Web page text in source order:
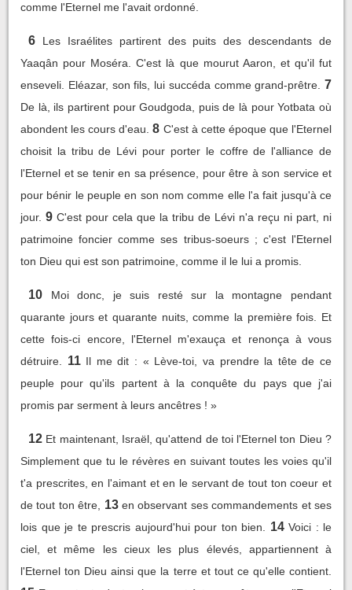
comme l'Eternel me l'avait ordonné.
6
Les Israélites partirent des puits des descendants de
Yaaqân pour Moséra. C'est là que mourut Aaron, et qu'il fut
enseveli. Eléazar, son fils, lui succéda comme grand-prêtre. 7
De là, ils partirent pour Goudgoda, puis de là pour Yotbata où
abondent les cours d'eau. 8 C'est à cette époque que l'Eternel
choisit la tribu de Lévi pour porter le coffre de l'alliance de
l'Eternel et se tenir en sa présence, pour être à son service et
pour bénir le peuple en son nom comme elle l'a fait jusqu'à ce
jour. 9 C'est pour cela que la tribu de Lévi n'a reçu ni part, ni
patrimoine foncier comme ses tribus-soeurs ; c'est l'Eternel
ton Dieu qui est son patrimoine, comme il le lui a promis.
10
Moi donc, je suis resté sur la montagne pendant
quarante jours et quarante nuits, comme la première fois. Et
cette fois-ci encore, l'Eternel m'exauça et renonça à vous
détruire.
11 Il me dit : « Lève-toi, va prendre la tête de ce
peuple pour qu'ils partent à la conquête du pays que j'ai
promis par serment à leurs ancêtres ! »
12 Et maintenant, Israël, qu'attend de toi l'Eternel ton Dieu ?
Simplement que tu le révères en suivant toutes les voies qu'il
t'a prescrites, en l'aimant et en le servant de tout ton coeur et
de tout ton être,
13 en observant ses commandements et ses
lois que je te prescris aujourd'hui pour ton bien.
14 Voici : le
ciel, et même les cieux les plus élevés, appartiennent à
l'Eternel ton Dieu ainsi que la terre et tout ce qu'elle contient.